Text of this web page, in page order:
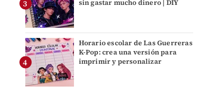
sin gastar mucho dinero | DIY
Horario escolar de Las Guerreras
K-Pop: crea una versión para
imprimir y personalizar